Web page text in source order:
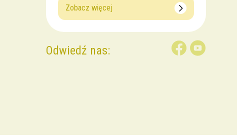
Zobacz więcej
Odwiedź nas: